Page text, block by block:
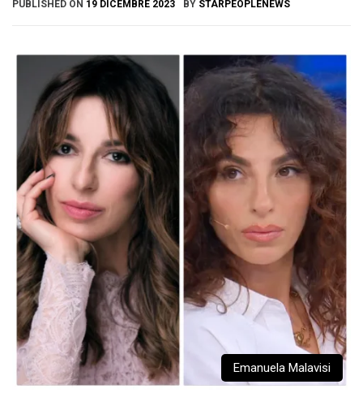
PUBLISHED ON 19 DICEMBRE 2023 BY STARPEOPLENEWS
Emanuela Malavisi